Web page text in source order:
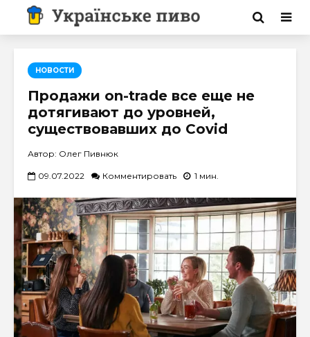
НОВОСТИ
Продажи on-trade все еще не
дотягивают до уровней,
существовавших до Covid
Автор: Олег Пивнюк
09.07.2022 Комментировать 1 мин.